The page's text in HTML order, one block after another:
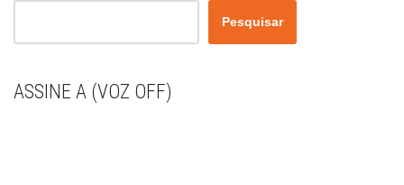
Pesquisar
ASSINE A (VOZ OFF)